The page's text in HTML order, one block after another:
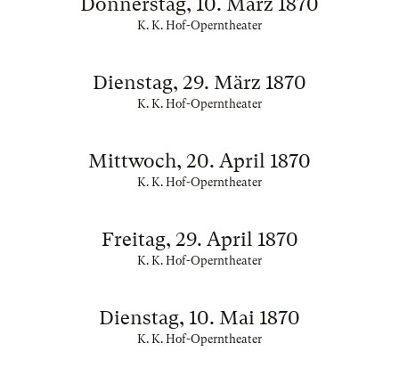
K. K. Hof-Operntheater
Dienstag, 29. März 1870
K. K. Hof-Operntheater
Mittwoch, 20. April 1870
K. K. Hof-Operntheater
Freitag, 29. April 1870
K. K. Hof-Operntheater
Dienstag, 10. Mai 1870
K. K. Hof-Operntheater